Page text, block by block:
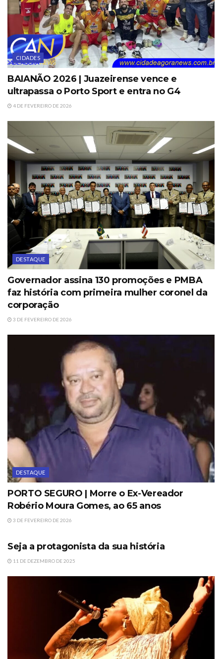
CIDADES
BAIANÃO 2026 | Juazeirense vence e
ultrapassa o Porto Sport e entra no G4
4 DE FEVEREIRO DE 2026
DESTAQUE
Governador assina 130 promoções e PMBA
faz história com primeira mulher coronel da
corporação
3 DE FEVEREIRO DE 2026
DESTAQUE
PORTO SEGURO | Morre o Ex-Vereador
Robério Moura Gomes, ao 65 anos
3 DE FEVEREIRO DE 2026
Seja a protagonista da sua história
11 DE DEZEMBRO DE 2025